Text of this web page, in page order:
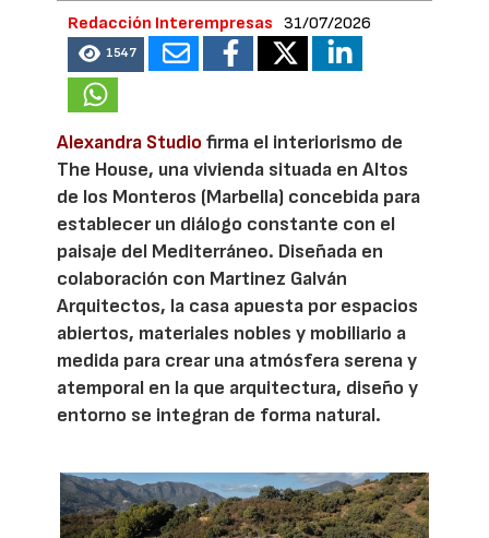
Redacción Interempresas 31/07/2026
1547
Alexandra Studio firma el interiorismo de
The House, una vivienda situada en Altos
de los Monteros (Marbella) concebida para
establecer un diálogo constante con el
paisaje del Mediterráneo. Diseñada en
colaboración con Martinez Galván
Arquitectos, la casa apuesta por espacios
abiertos, materiales nobles y mobiliario a
medida para crear una atmósfera serena y
atemporal en la que arquitectura, diseño y
entorno se integran de forma natural.